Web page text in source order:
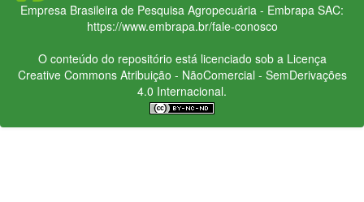
Empresa Brasileira de Pesquisa Agropecuária - Embrapa SAC:
https://www.embrapa.br/fale-conosco
O conteúdo do repositório está licenciado sob a Licença
Creative CommonsAtribuição - NãoComercial - SemDerivações
4.0 Internacional.